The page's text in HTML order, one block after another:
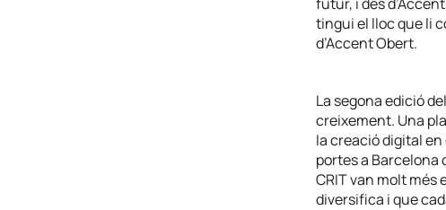
tingui el lloc que li
d’Accent Obert.
La segona edició
creixement. Una
la creació digital en
portes a Barcelona
CRIT van molt més
diversifica i que